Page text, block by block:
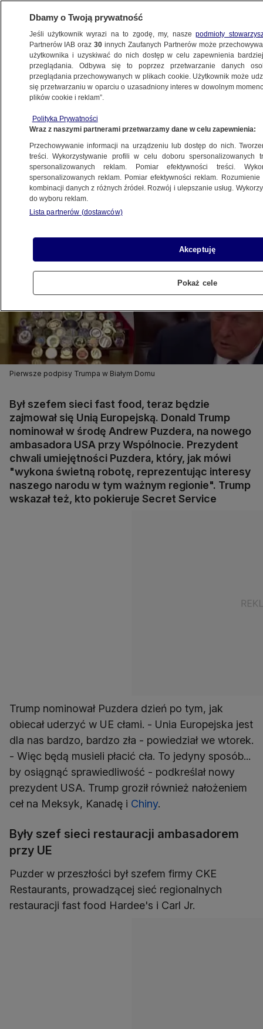
BIZNES
NAJNOWSZE
się relacjami z Unią Europejską. Nowi
nominaci Trumpa
23.01.2025, 07:13
Udostępnij
Pierwsze podpisy Trumpa w Białym Domu
Był szefem sieci fast food, teraz będzie
zajmował się Unią Europejską. Donald Trump
nominował w środę Andrew Puzdera, na nowego
ambasadora USA przy Wspólnocie. Prezydent
chwali umiejętności Puzdera, który, jak mówi
"wykona świetną robotę, reprezentując interesy
naszego narodu w tym ważnym regionie". Trump
wskazał też, kto pokieruje Secret Service
Trump nominował Puzdera dzień po tym, jak
obiecał uderzyć w UE cłami. - Unia Europejska jest
dla nas bardzo, bardzo zła - powiedział we wtorek.
- Więc będą musieli płacić cła. To jedyny sposób...
by osiągnąć sprawiedliwość - podkreślał nowy
prezydent USA. Trump groził również nałożeniem
ceł na Meksyk, Kanadę i Chiny.
Były szef sieci restauracji ambasadorem
przy UE
Puzder w przeszłości był szefem firmy CKE
Restaurants, prowadzącej sieć regionalnych
restauracji fast food Hardee's i Carl Jr.
Dbamy o Twoją prywatność
Jeśli użytkownik wyrazi na to zgodę, my, naszepodmioty
Partnerów IAB oraz30 innych Zaufanych Partnerów może
użytkownika i uzyskiwać do nich dostęp w celu zapewnienia
przeglądania. Odbywa się to poprzez przetwarzanie danych
przeglądania przechowywanych w plikach cookie. Użytkownik może
się przetwarzaniu w oparciu o uzasadniony interes w dowolnym
plików cookie i reklam”.
Polityka Prywatności
Wraz z naszymi partnerami przetwarzamy dane w celu zapewnienia:
Przechowywanie informacji na urządzeniu lub dostęp do nich.
treści. Wykorzystywanie profili w celu doboru spersonalizowanych
spersonalizowanych reklam. Pomiar efektywności treści.
spersonalizowanych reklam. Pomiar efektywności reklam.
kombinacji danych z różnych źródeł. Rozwój i ulepszanie usług.
do wyboru reklam.
Lista partnerów (dostawców)
Akceptuję
Pokaż cele